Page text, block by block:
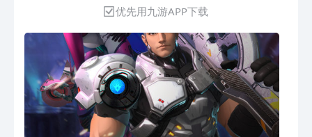
枪械，加上几十种改装特效，玩家可以自
由搭配、改造升级，打造出独一无二、效
果卓群的专属枪械！ 快来下载游戏体验
一下吧
优先用九游APP下载